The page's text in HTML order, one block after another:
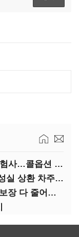
자본성증권 돌려막기 어려워진 보험사…콜옵션 부담 급증
당국, '포용금융' 저금리에 방점…성실 상환 차주는 '역차별'
단독 가입 어려워진 실손, 보험료·보장 다 줄어든 5세대는?